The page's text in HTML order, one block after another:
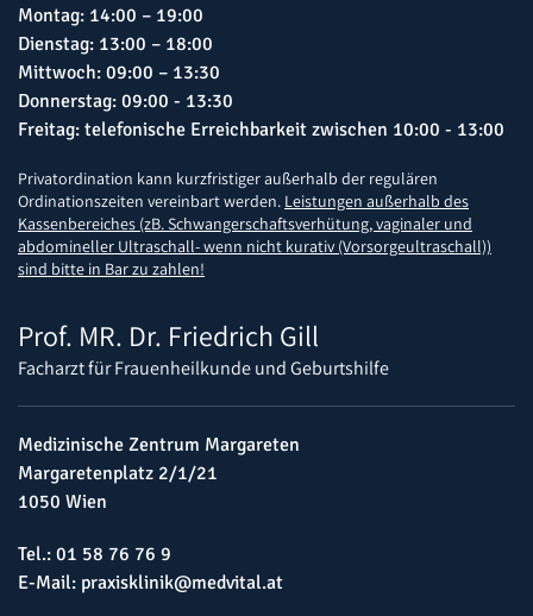
Montag: 14:00 – 19:00
Dienstag: 13:00 – 18:00
Mittwoch: 09:00 – 13:30
Donnerstag: 09:00 - 13:30
Freitag: telefonische Erreichbarkeit zwischen 10:00 - 13:00
Privatordination kann kurzfristiger außerhalb der regulären
Ordinationszeiten vereinbart werden. Leistungen außerhalb des
Kassenbereiches (zB. Schwangerschaftsverhütung, vaginaler und
abdomineller Ultraschall- wenn nicht kurativ (Vorsorgeultraschall))
sind bitte in Bar zu zahlen!
Prof. MR. Dr. Friedrich Gill
Facharzt für Frauenheilkunde und Geburtshilfe
Medizinische Zentrum Margareten
Margaretenplatz 2/1/21
1050 Wien
Tel.: 01 58 76 76 9
E-Mail: praxisklinik@medvital.at